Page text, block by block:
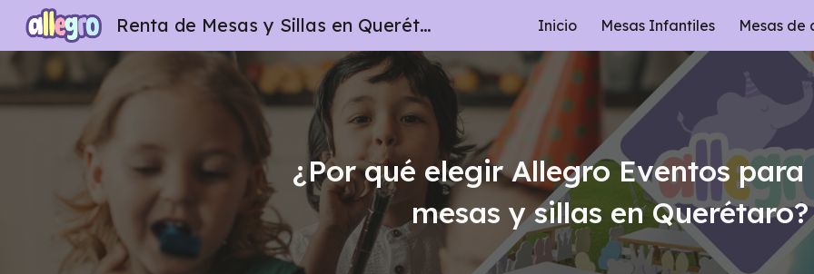
Skip to main content Skip to
Renta de Mesas y Sillas en Querétaro | Allegro Eventos Inicio Mesas Infantiles Mesas de
¿Por qué elegir Allegro Eventos
mesas y sillas en Querétaro?